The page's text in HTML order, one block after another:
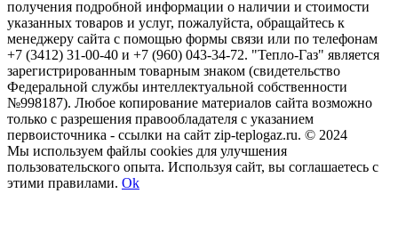
получения подробной информации о наличии и стоимости
указанных товаров и услуг, пожалуйста, обращайтесь к
менеджеру сайта с помощью формы связи или по телефонам
+7 (3412) 31-00-40 и +7 (960) 043-34-72. "Тепло-Газ" является
зарегистрированным товарным знаком (свидетельство
Федеральной службы интеллектуальной собственности
№998187). Любое копирование материалов сайта возможно
только с разрешения правообладателя с указанием
первоисточника - ссылки на сайт zip-teplogaz.ru. © 2024
Мы используем файлы сookies для улучшения
пользовательского опыта. Используя сайт, вы соглашаетесь с
этими правилами. Ok